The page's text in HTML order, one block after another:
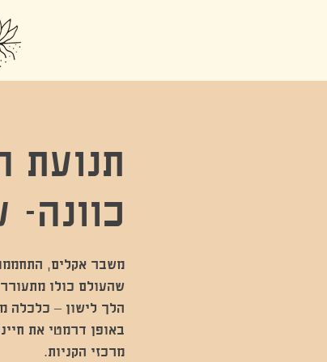
תנועת
כוונה-
שהעולם כולו
הלך לישון – כלכלה
באופן דרמטי את
מרכזי הקניות.